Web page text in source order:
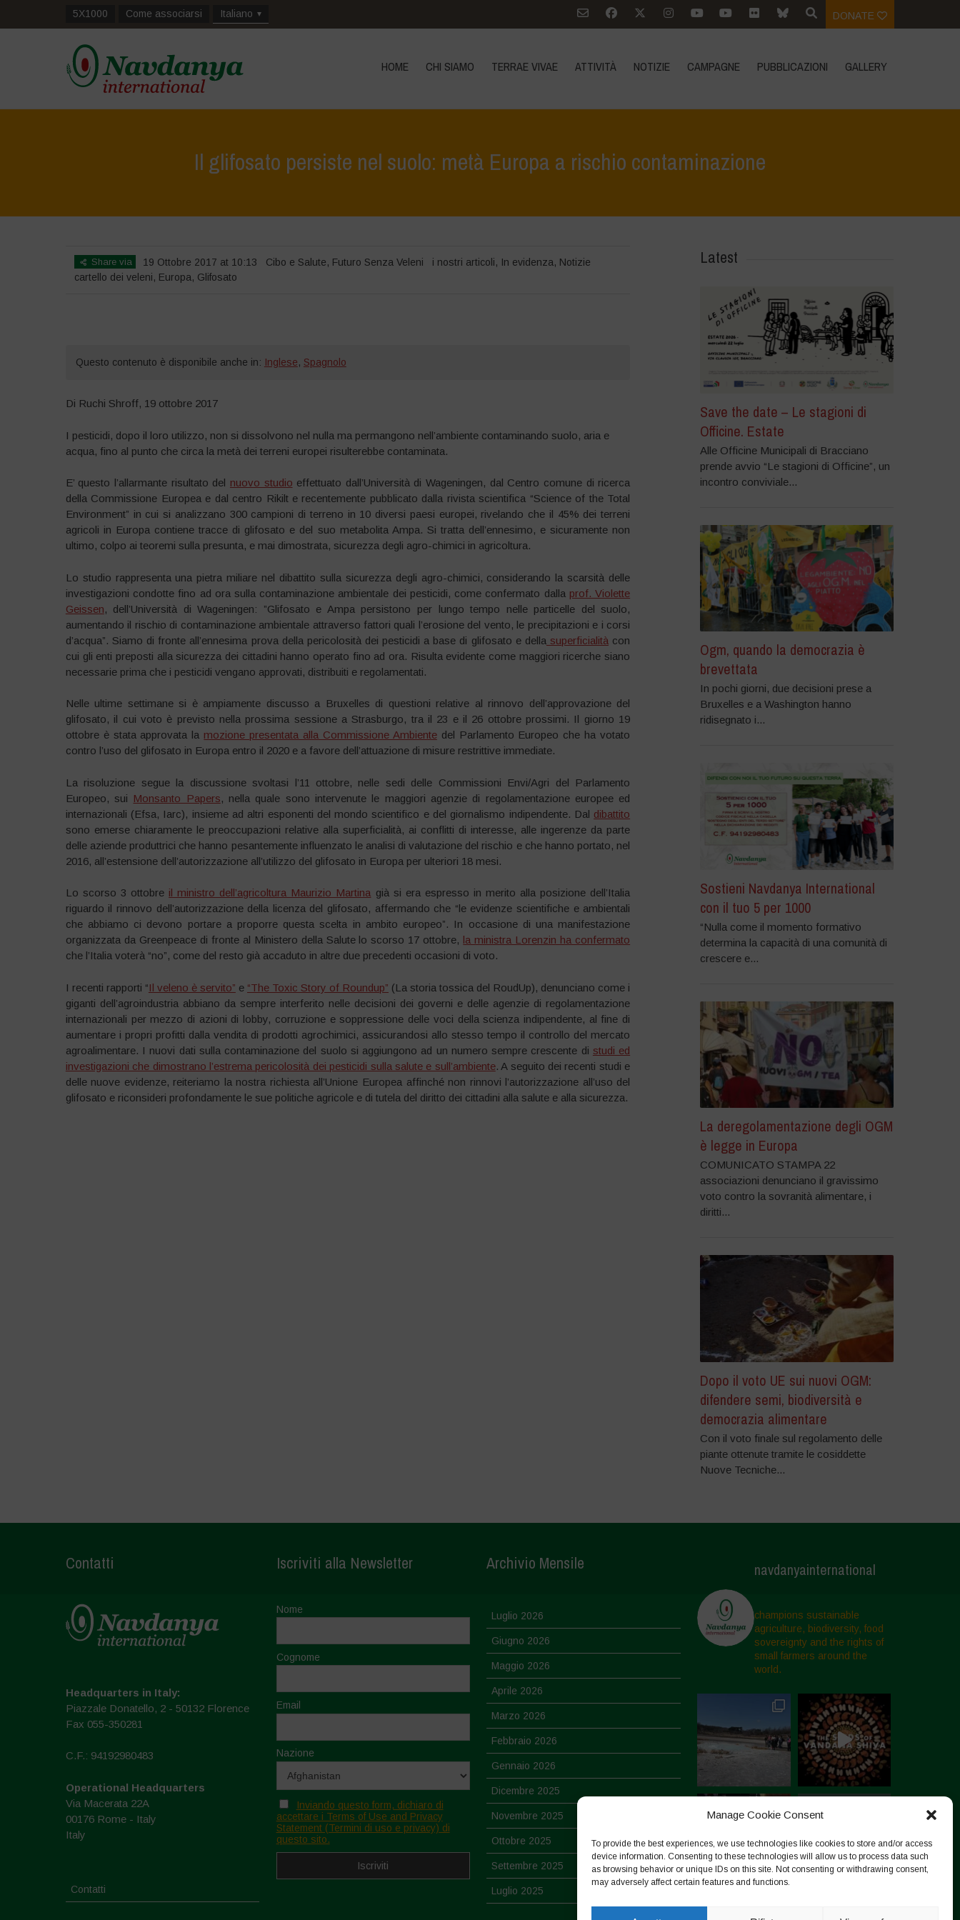
Manage Cookie Consent
To provide the best experiences, we use technologies like cookies to store and/or access
device information. Consenting to these technologies will allow us to process data such
as browsing behavior or unique IDs on this site. Not consenting or withdrawing consent,
may adversely affect certain features and functions.
5X1000 Come associarsi Italiano DONATE
HOME CHI SIAMO TERRAE VIVAE ATTIVITÀ NOTIZIE CAMPAGNE PUBBLICAZIONI GALLERY
Il glifosato persiste nel suolo: metà Europa a rischio contaminazione
Share via 19 Ottobre 2017 at 10:13 Cibo e Salute, Futuro Senza Veleni i nostri articoli, In evidenza, Notizie
cartello dei veleni, Europa, Glifosato
Questo contenuto è disponibile anche in: Inglese, Spagnolo
Di Ruchi Shroff, 19 ottobre 2017
I pesticidi, dopo il loro utilizzo, non si dissolvono nel nulla ma permangono nell’ambiente contaminando suolo, aria e
acqua, fino al punto che circa la metà dei terreni europei risulterebbe contaminata.
E’ questo l’allarmante risultato del nuovo studio effettuato dall’Università di Wageningen, dal Centro comune di ricerca
della Commissione Europea e dal centro Rikilt e recentemente pubblicato dalla rivista scientifica “Science of the Total
Environment” in cui si analizzano 300 campioni di terreno in 10 diversi paesi europei, rivelando che il 45% dei terreni
agricoli in Europa contiene tracce di glifosato e del suo metabolita Ampa. Si tratta dell’ennesimo, e sicuramente non
ultimo, colpo ai teoremi sulla presunta, e mai dimostrata, sicurezza degli agro-chimici in agricoltura.
Lo studio rappresenta una pietra miliare nel dibattito sulla sicurezza degli agro-chimici, considerando la scarsità delle
investigazioni condotte fino ad ora sulla contaminazione ambientale dei pesticidi, come confermato dalla prof. Violette
Geissen, dell’Università di Wageningen: ”Glifosato e Ampa persistono per lungo tempo nelle particelle del suolo,
aumentando il rischio di contaminazione ambientale attraverso fattori quali l’erosione del vento, le precipitazioni e i corsi
d’acqua”. Siamo di fronte all’ennesima prova della pericolosità dei pesticidi a base di glifosato e della superficialità con
cui gli enti preposti alla sicurezza dei cittadini hanno operato fino ad ora. Risulta evidente come maggiori ricerche siano
necessarie prima che i pesticidi vengano approvati, distribuiti e regolamentati.
Nelle ultime settimane si è ampiamente discusso a Bruxelles di questioni relative al rinnovo dell’approvazione del
glifosato, il cui voto è previsto nella prossima sessione a Strasburgo, tra il 23 e il 26 ottobre prossimi. Il giorno 19
ottobre è stata approvata la mozione presentata alla Commissione Ambientedel Parlamento Europeo che ha votato
contro l’uso del glifosato in Europa entro il 2020 e a favore dell’attuazione di misure restrittive immediate.
La risoluzione segue la discussione svoltasi l’11 ottobre, nelle sedi delle Commissioni Envi/Agri del Parlamento
Europeo, sui Monsanto Papers, nella quale sono intervenute le maggiori agenzie di regolamentazione europee ed
internazionali (Efsa, Iarc), insieme ad altri esponenti del mondo scientifico e del giornalismo indipendente. Dal dibattito
sono emerse chiaramente le preoccupazioni relative alla superficialità, ai conflitti di interesse, alle ingerenze da parte
delle aziende produttrici che hanno pesantemente influenzato le analisi di valutazione del rischio e che hanno portato, nel
2016, all’estensione dell’autorizzazione all’utilizzo del glifosato in Europa per ulteriori 18 mesi.
Lo scorso 3 ottobre il ministro dell’agricoltura Maurizio Martina già si era espresso in merito alla posizione dell’Italia
riguardo il rinnovo dell’autorizzazione della licenza del glifosato, affermando che “le evidenze scientifiche e ambientali
che abbiamo ci devono portare a proporre questa scelta in ambito europeo”. In occasione di una manifestazione
organizzata da Greenpeace di fronte al Ministero della Salute lo scorso 17 ottobre, la ministra Lorenzin ha confermato
che l’Italia voterà “no”, come del resto già accaduto in altre due precedenti occasioni di voto.
I recenti rapporti “Il veleno è servito” e “The Toxic Story of Roundup” (La storia tossica del RoudUp), denunciano come i
giganti dell’agroindustria abbiano da sempre interferito nelle decisioni dei governi e delle agenzie di regolamentazione
internazionali per mezzo di azioni di lobby, corruzione e soppressione delle voci della scienza indipendente, al fine di
aumentare i propri profitti dalla vendita di prodotti agrochimici, assicurandosi allo stesso tempo il controllo del mercato
agroalimentare. I nuovi dati sulla contaminazione del suolo si aggiungono ad un numero sempre crescente di studi ed
investigazioni che dimostrano l’estrema pericolosità dei pesticidi sulla salute e sull’ambiente. A seguito dei recenti studi e
delle nuove evidenze, reiteriamo la nostra richiesta all’Unione Europea affinché non rinnovi l’autorizzazione all’uso del
glifosato e riconsideri profondamente le sue politiche agricole e di tutela del diritto dei cittadini alla salute e alla sicurezza.
Latest
Save the date – Le stagioni di
Officine. Estate
Alle Officine Municipali di Bracciano
prende avvio “Le stagioni di Officine”, un
incontro conviviale...
Ogm, quando la democrazia è
brevettata
In pochi giorni, due decisioni prese a
Bruxelles e a Washington hanno
ridisegnato i...
Sostieni Navdanya International
con il tuo 5 per 1000
“Nulla come il momento formativo
determina la capacità di una comunità di
crescere e...
La deregolamentazione degli OGM
è legge in Europa
COMUNICATO STAMPA 22
associazioni denunciano il gravissimo
voto contro la sovranità alimentare, i
diritti...
Dopo il voto UE sui nuovi OGM:
difendere semi, biodiversità e
democrazia alimentare
Con il voto finale sul regolamento delle
piante ottenute tramite le cosiddette
Nuove Tecniche...
Contatti
Headquarters in Italy:
Piazzale Donatello, 2 - 50132 Florence
Fax 055-350281
C.F.: 94192980483
Operational Headquarters
Via Macerata 22A
00176 Rome - Italy
Italy
Contatti
Iscriviti alla Newsletter
Nome
Cognome
Email
Nazione
Inviando questo form, dichiaro di
accettare i Terms of Use and Privacy
Statement (Termini di uso e privacy) di
questo sito.
Archivio Mensile
Luglio 2026
Giugno 2026
Maggio 2026
Aprile 2026
Marzo 2026
Febbraio 2026
Gennaio 2026
Dicembre 2025
Novembre 2025
Ottobre 2025
Settembre 2025
Luglio 2025
navdanyainternational
champions sustainable
agriculture, biodiversity, food
sovereignty and the rights of
small farmers around the
world.